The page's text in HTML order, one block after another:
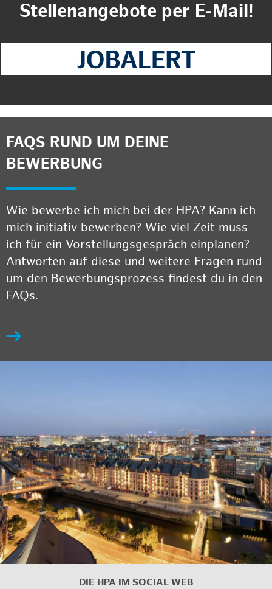
Stellenangebote per E-Mail!
FAQS RUND UM DEINE
BEWERBUNG
Wie bewerbe ich mich bei der HPA? Kann ich
mich initiativ bewerben? Wie viel Zeit muss
ich für ein Vorstellungsgespräch einplanen?
Antworten auf diese und weitere Fragen rund
um den Bewerbungsprozess findest du in den
FAQs.
DIE HPA IM SOCIAL WEB